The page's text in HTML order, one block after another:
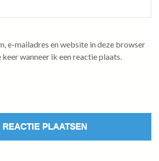
e-mailadres en website in deze browser
wanneer ik een reactie plaats.